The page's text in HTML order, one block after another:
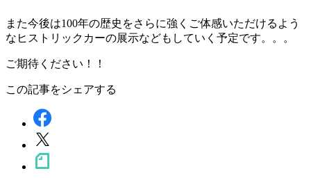
また今後は100年の歴史をさらに強くご体感いただけるよう
なヒストリックカーの展示などもしていく予定です。。。
ご期待ください！！
この記事をシェアする